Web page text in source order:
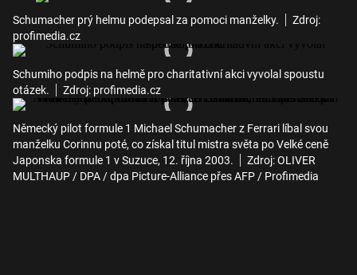
Schumacher prý helmu podepsal za pomoci manželky.
Zdroj:
profimedia.cz
Schumiho podpis na helmě pro charitativní akci vyvolal spoustu
otázek.
Zdroj: profimedia.cz
Německý pilot formule 1 Michael Schumacher z Ferrari líbal svou
manželku Corinnu poté, co získal titul mistra světa po Velké ceně
Japonska formule 1 v Suzuce, 12. října 2003.
Zdroj: OLIVER
MULTHAUP / DPA / dpa Picture-Alliance přes AFP / Profimedia